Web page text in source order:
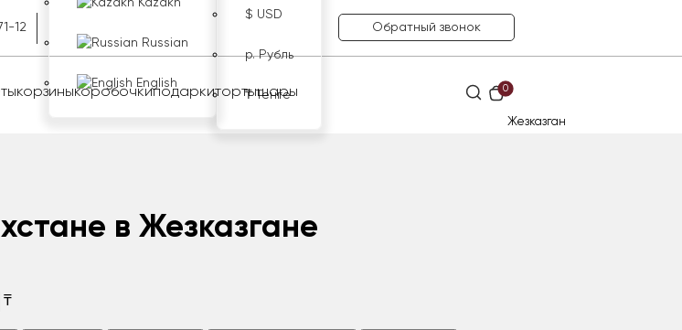
12
Kazakh
Russian
English
$ USD
р. Рубль
₸ Тенге
Обратный звонок
корзиныкоробочкиподаркитортышары 0
Жезказган
в Жезказгане
₸